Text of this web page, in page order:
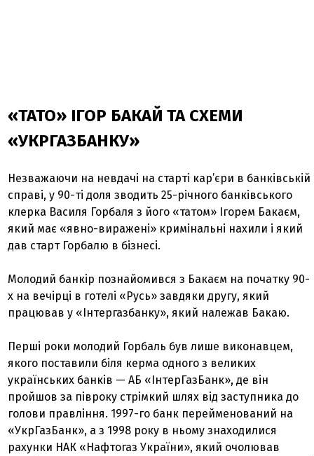
«ТАТО» ІГОР БАКАЙ ТА СХЕМИ
«УКРГАЗБАНКУ»
Незважаючи на невдачі на старті кар’єри в банківській
справі, у 90-ті доля зводить 25-річного банківського
клерка Василя Горбаля з його «татом» Ігорем Бакаєм,
який має «явно-виражені» кримінальні нахили і який
дав старт Горбалю в бізнесі.
Молодий банкір познайомився з Бакаєм на початку 90-
х на вечірці в готелі «Русь» завдяки другу, який
працював у «Інтергазбанку», який належав Бакаю.
Перші роки молодий Горбаль був лише виконавцем,
якого поставили біля керма одного з великих
українських банків — АБ «ІнтерГазБанк», де він
пройшов за півроку стрімкий шлях від заступника до
голови правління. 1997-го банк перейменований на
«УкрГазБанк», а з 1998 року в ньому знаходилися
рахунки НАК «Нафтогаз України», який очолював